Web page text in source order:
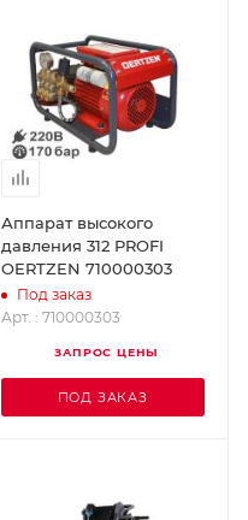
Аппарат высокого
давления 312 PROFI
OERTZEN 710000303
Под заказ
Арт. : 710000303
ЗАПРОС ЦЕНЫ
ПОД ЗАКАЗ